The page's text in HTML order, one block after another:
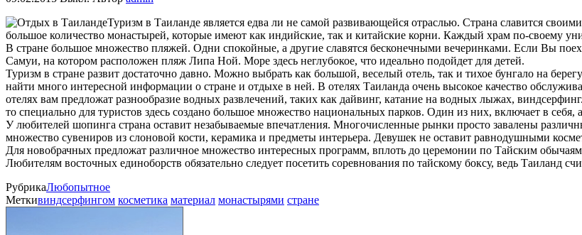
Туризм в Таиланде является едва ли не самой развивающейся отраслью. Страна славится
большое количество монастырей, которые имеют как индийские, так и китайские корни. Каждый храм по-своему
В стране большое множество пляжей. Одни спокойные, а другие славятся бесконечными вечеринками. Если Вы
Самуи, на котором расположен пляж Липа Ной. Море здесь неглубокое, что идеально подойдет для детей.
Туризм в стране развит достаточно давно. Можно выбрать как большой, веселый отель, так и тихое бунгало на
найти много интересной информации о стране и отдыхе в ней. В отелях Таиланда очень высокое качество
отелях вам предложат разнообразие водных развлечений, таких как дайвинг, катание на водных лыжах,
то специально для туристов здесь создано большое множество национальных парков. Один из них, включает в себя,
У любителей шопинга страна оставит незабываемые впечатления. Многочисленные рынки просто завалены
множество сувениров из слоновой кости, керамика и предметы интерьера. Девушек не оставит равнодушными
Для новобрачных предложат различное множество интересных программ, вплоть до церемонии по Тайским
Любителям восточных единоборств обязательно следует посетить соревнования по тайскому боксу, ведь Таиланд
РубрикаЛюбопытное
Меткивиндсерфингом косметика материал монастырями стране